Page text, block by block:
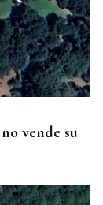
vende su